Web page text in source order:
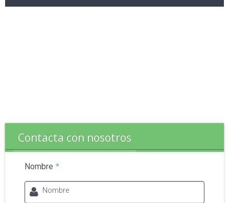
Contacta con nosotros
Nombre *
Nombre